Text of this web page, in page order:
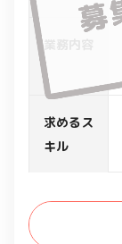
求めるス
キル